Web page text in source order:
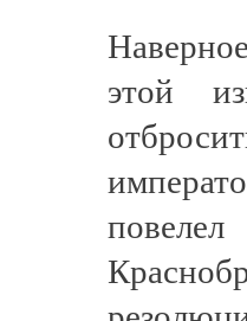
этой